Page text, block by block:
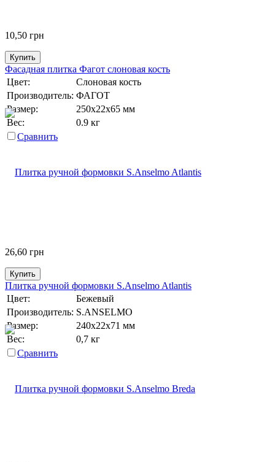
10,50 грн
Купить
Фасадная плитка Фагот слоновая кость
Цвет:
Слоновая кость
Производитель: ФАГОТ
Размер:
250х22х65 мм
Вес:
0.9 кг
Сравнить
26,60 грн
Купить
Плитка ручной формовки S.Anselmo Atlantis
Цвет:
Бежевый
Производитель: S.ANSELMO
Размер:
240х22х71 мм
Вес:
0,7 кг
Сравнить